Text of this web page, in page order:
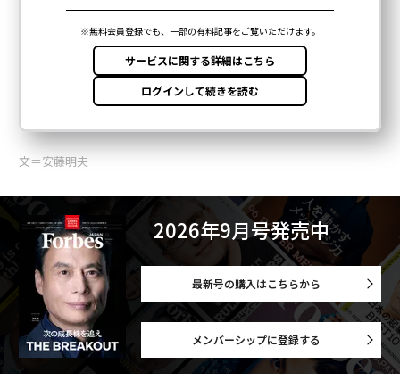
文＝安藤明夫
2026年9月号発売中
最新号の購入はこちらから
メンバーシップに登録する